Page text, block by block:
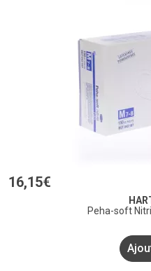
16,15€
Peha-soft